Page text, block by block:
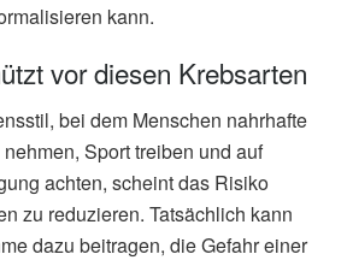
kann.
vor diesen Krebsarten
bei dem Menschen nahrhafte
Sport treiben und auf
achten, scheint das Risiko
zu reduzieren. Tatsächlich kann
dazu beitragen, die Gefahr einer